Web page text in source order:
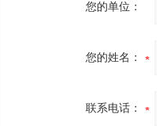
您的单位：
您的姓名：
联系电话：